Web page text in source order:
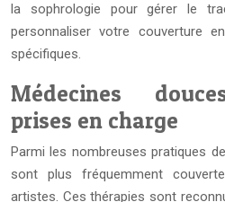
la sophrologie pour gérer le
personnaliser votre couverture
spécifiques.
Médecines
prises en charge
Parmi les nombreuses pratiques
sont plus fréquemment
artistes. Ces thérapies sont